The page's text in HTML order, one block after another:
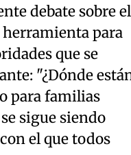
debate sobre el
para
que se
"¿Dónde
para familias
sigue siendo
el que todos